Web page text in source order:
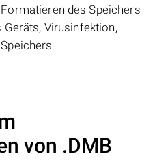
des Speichers
Virusinfektion,
von .DMB